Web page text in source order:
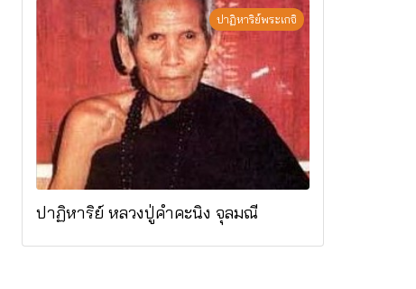
ปาฏิหาริย์พระเกจิ
ปาฏิหาริย์ หลวงปู่คำคะนิง จุลมณี